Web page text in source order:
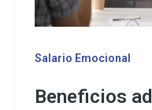
Salario Emocional
Beneficios